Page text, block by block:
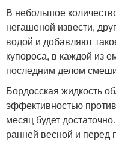
В небольшое
негашеной извести,
водой и добавляют
купороса, в каждой из
последним делом
Бордосская жидкость
эффективностью
месяц будет
ранней весной и